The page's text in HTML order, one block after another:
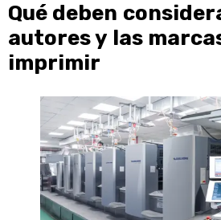
Qué deben
autores y las
imprimir